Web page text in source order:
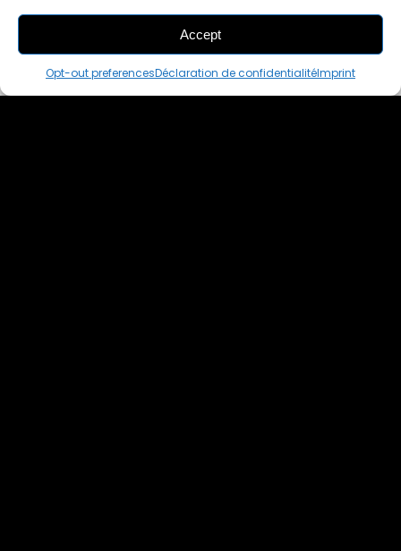
Accept
Opt-out preferencesDéclaration de confidentialitéImprint
THIS PAIR IS
ALREADY SOLD OUT